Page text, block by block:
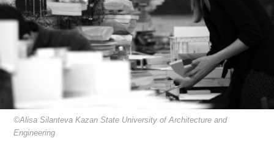
©Alisa Silanteva Kazan State University of Architecture and
Engineering